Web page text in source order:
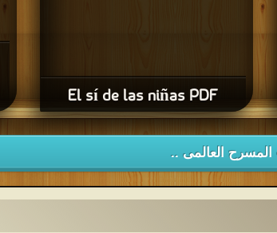
El sí de las niñas PDF
العالمى ..